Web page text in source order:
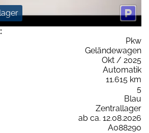
Pkw
Geländewagen
Okt / 2025
Automatik
11.615 km
5
Blau
Zentrallager
ab ca. 12.08.2026
A088290